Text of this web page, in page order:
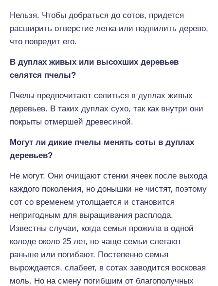
Нельзя. Чтобы добраться до сотов, придется
расширить отверстие летка или подпилить дерево,
что повредит его.
В дуплах живых или высохших деревьев
селятся пчелы?
Пчелы предпочитают селиться в дуплах живых
деревьев. В таких дуплах сухо, так как внутри они
покрыты отмершей древесиной.
Могут ли дикие пчелы менять соты в дуплах
деревьев?
Не могут. Они очищают стенки ячеек после выхода
каждого поколения, но донышки не чистят, поэтому
сот со временем утолщается и становится
непригодным для выращивания расплода.
Известны случаи, когда семья прожила в одной
колоде около 25 лет, но чаще семьи слетают
раньше или погибают. Постепенно семья
вырождается, слабеет, в сотах заводится восковая
моль. Но на смену погибшим от благополучных